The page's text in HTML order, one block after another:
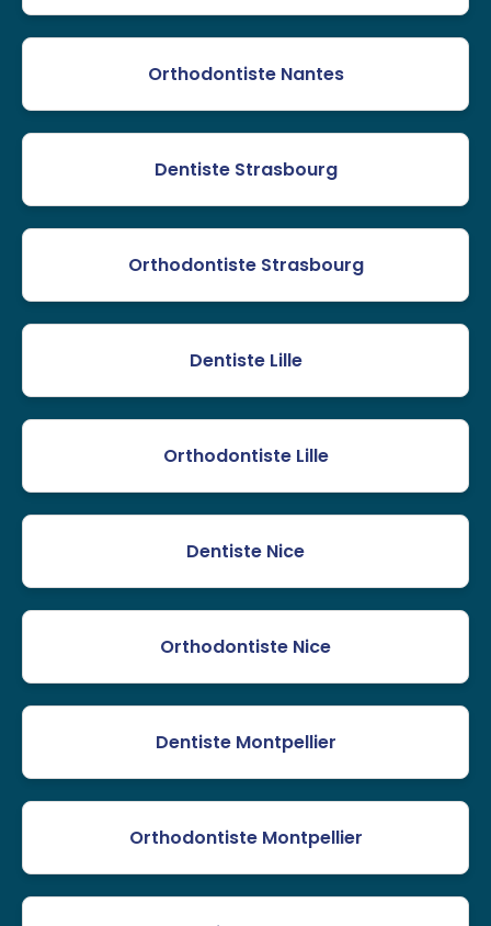
Orthodontiste Nantes
Dentiste Strasbourg
Orthodontiste Strasbourg
Dentiste Lille
Orthodontiste Lille
Dentiste Nice
Orthodontiste Nice
Dentiste Montpellier
Orthodontiste Montpellier